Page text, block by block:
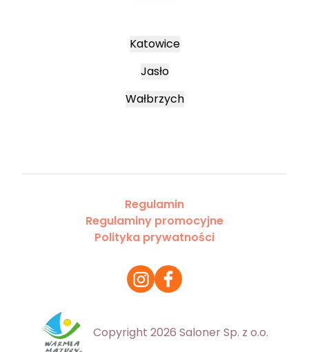
Katowice
Jasło
Wałbrzych
Regulamin
Regulaminy promocyjne
Polityka prywatności
Copyright 2026 Saloner Sp. z o.o.